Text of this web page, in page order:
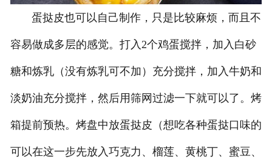
蛋挞皮也可以自己制作，只是比较麻烦，而且不
容易做成多层的感觉。打入2个鸡蛋搅拌，加入白砂
糖和炼乳（没有炼乳可不加）充分搅拌，加入牛奶和
淡奶油充分搅拌，然后用筛网过滤一下就可以了。烤
箱提前预热。烤盘中放蛋挞皮（想吃各种蛋挞口味的
可以在这一步先放入巧克力、榴莲、黄桃丁、蜜豆、